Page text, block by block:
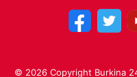
© 2026 Copyright Burkina